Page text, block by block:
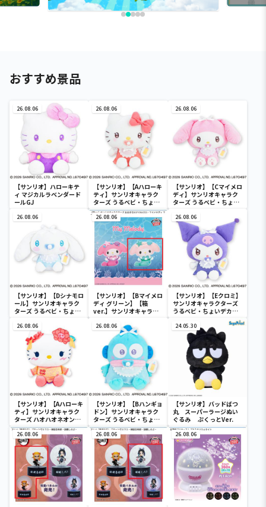
おすすめ景品
26.08.06
【サンリオ】ハローキテ
ィ マジカルラベンダード
ールGJ
26.08.06
【サンリオ】【Aハローキ
ティ】サンリオキャラク
ターズ うるベビ・ちょい
デカドール
26.08.06
【サンリオ】【Cマイメロ
ディ】サンリオキャラク
ターズ うるベビ・ちょい
26.08.06
【サンリオ】【Dシナモロ
ール】サンリオキャラク
ターズ うるベビ・ちょい
26.08.06
【サンリオ】【Bマイメロ
ディ グリーン】【箱
ver.】サンリオキャラク
SOFVIMATES～マイメロ
ディ マーメイドver. ～
26.08.06
【サンリオ】【Eクロミ】
サンリオキャラクターズ
うるベビ・ちょいデカド
26.08.06
【サンリオ】【Aハローキ
ティ】サンリオキャラク
ターズ ハオハオネオンタ
ウンドールBIGタイプ1
26.08.06
【サンリオ】【Bハンギョ
ドン】サンリオキャラク
ターズ うるベビ・ちょい
デカドール
24.05.30
【サンリオ】バッドばつ
丸 スーパーラージぬい
ぐるみ ぷくっとVer.
26.08.06 26.08.06 26.08.06